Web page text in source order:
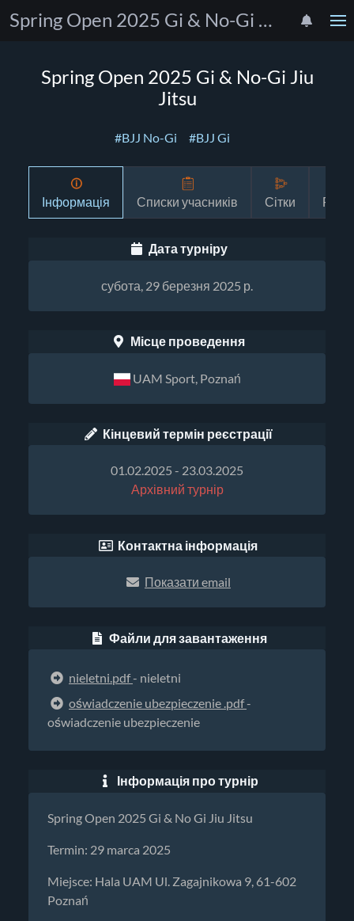
Spring Open 2025 Gi & No-Gi Jiu Jitsu
Spring Open 2025 Gi & No-Gi Jiu
Jitsu
#BJJ No-Gi #BJJ Gi
Інформація Списки учасників Сітки
Дата турніру
субота, 29 березня 2025 р.
Місце проведення
UAM Sport, Poznań
Кінцевий термін реєстрації
01.02.2025 - 23.03.2025
Архівний турнір
Контактна інформація
Показати email
Файли для завантаження
nieletni.pdf- nieletni
oświadczenie ubezpieczenie .pdf-
oświadczenie ubezpieczenie
Інформація про турнір
Spring Open 2025 Gi & No Gi Jiu Jitsu
Termin: 29 marca 2025
Miejsce: Hala UAM Ul. Zagajnikowa 9, 61-602
Poznań